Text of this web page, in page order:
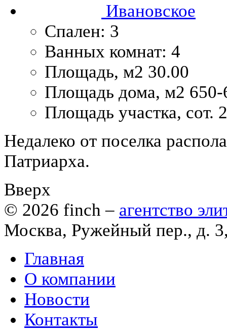
Ивановское
Спален: 3
Ванных комнат: 4
Площадь, м2 30.00
Площадь дома, м2
Площадь участка, сот.
Недалеко от поселка
Патриарха.
Вверх
© 2026 finch – агентство
Москва, Ружейный пер., д.
Главная
О компании
Новости
Контакты